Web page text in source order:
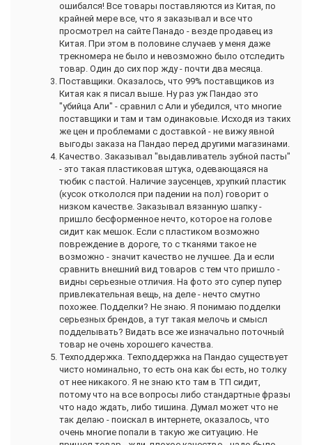
ошибался! Все товары поставляются из Китая, по
крайней мере все, что я заказывал и все что
просмотрел на сайте Панадо - везде продавец из
Китая. При этом в половине случаев у меня даже
трекномера не было и невозможно было отследить
товар. Один до сих пор жду - почти два месяца.
Поставщики. Оказалось, что 99% поставщиков из
Китая как я писал выше. Ну раз уж Пандао это
"убийца Али" - сравнил с Али и убедился, что многие
поставщики и там и там одинаковые. Исходя из таких
же цен и проблемами с доставкой - не вижу явной
выгоды заказа на Пандао перед другими магазинами.
Качество. Заказывал "выдавливатель зубной пасты"
- это такая пластиковая штука, одевающаяся на
тюбик с пастой. Наличие заусенцев, хрупкий пластик
(кусок откололся при падении на пол) говорит о
низком качестве. Заказывал вязанную шапку -
пришло бесформенное нечто, которое на голове
сидит как мешок. Если с пластиком возможно
повреждение в дороге, то с тканями такое не
возможно - значит качество не лучшее. Да и если
сравнить внешний вид товаров с тем что пришло -
видны серьезные отличия. На фото это супер пупер
привлекательная вещь, на деле - нечто смутно
похожее. Подделки? Не знаю. Я понимаю подделки
серьезных брендов, а тут такая мелочь и смысл
подделывать? Видать все же изначально поточный
товар не очень хорошего качества.
Техподдержка. Техподдержка на Пандао существует
чисто номинально, то есть она как бы есть, но толку
от нее никакого. Я не знаю кто там в ТП сидит,
потому что на все вопросы либо стандартные фразы
что надо ждать, либо тишина. Думал может что не
так делаю - поискал в интернете, оказалось, что
очень многие попали в такую же ситуацию. Не